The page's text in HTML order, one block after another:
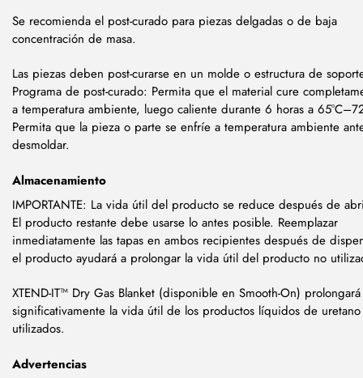
Se recomienda el post-curado para piezas delgadas o de baja
concentración de masa.
Las piezas deben post-curarse en un molde o estructura de
Programa de post-curado: Permita que el material cure
a temperatura ambiente, luego caliente durante 6 horas a
Permita que la pieza o parte se enfríe a temperatura ambiente
desmoldar.
Almacenamiento
IMPORTANTE: La vida útil del producto se reduce después de
El producto restante debe usarse lo antes posible. Reemplazar
inmediatamente las tapas en ambos recipientes después de
el producto ayudará a prolongar la vida útil del producto no
XTEND-IT™ Dry Gas Blanket (disponible en Smooth-On) prolongará
significativamente la vida útil de los productos líquidos de
utilizados.
Advertencias